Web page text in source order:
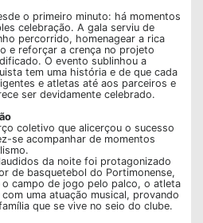
o primeiro minuto: há momentos
celebração. A gala serviu de
percorrido, homenagear a rica
e reforçar a crença no projeto
O evento sublinhou a
tem uma história e de que cada
e atletas até aos parceiros e
ser devidamente celebrado.
coletivo que alicerçou o sucesso
se acompanhar de momentos
da noite foi protagonizado
de basquetebol do Portimonense,
campo de jogo pelo palco, o atleta
uma atuação musical, provando
que se vive no seio do clube.